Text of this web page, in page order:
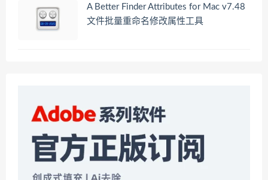
A Better Finder Attributes for Mac v7.48
文件批量重命名修改属性工具